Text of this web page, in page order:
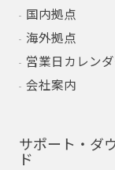
国内拠点
海外拠点
営業日カレン
会社案内
サポート・ダ
ド